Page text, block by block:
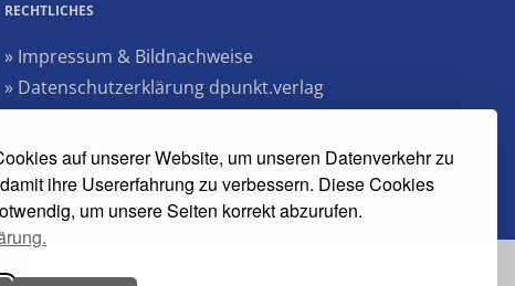
auf unserer Website, um unseren Datenverkehr zu
ihre Usererfahrung zu verbessern. Diese Cookies
um unsere Seiten korrekt abzurufen.
RECHTLICHES
» Impressum & Bildnachweise
» Datenschutzerklärung dpunkt.verlag
» AGB Veranstaltungen